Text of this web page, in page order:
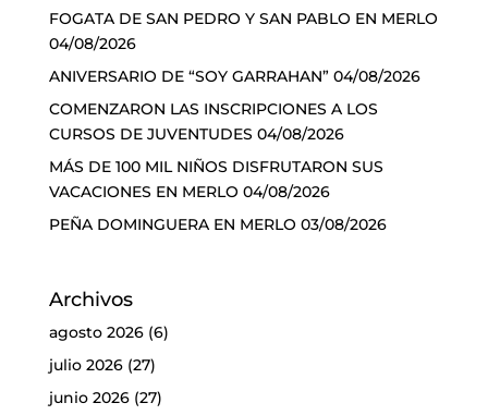
FOGATA DE SAN PEDRO Y SAN PABLO EN MERLO
04/08/2026
ANIVERSARIO DE “SOY GARRAHAN” 04/08/2026
COMENZARON LAS INSCRIPCIONES A LOS
CURSOS DE JUVENTUDES 04/08/2026
MÁS DE 100 MIL NIÑOS DISFRUTARON SUS
VACACIONES EN MERLO 04/08/2026
PEÑA DOMINGUERA EN MERLO 03/08/2026
Archivos
agosto 2026(6)
julio 2026(27)
junio 2026(27)